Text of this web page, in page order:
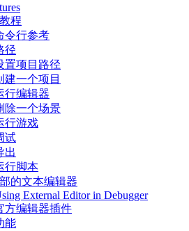
程
令行参考
径
置项目路径
建一个项目
行编辑器
除一个场景
行游戏
试
出
行脚本
的文本编辑器
External Editor in Debugger
方编辑器插件
能